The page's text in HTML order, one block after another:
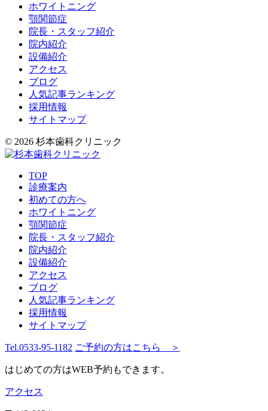
ホワイトニング
顎関節症
院長・スタッフ紹介
院内紹介
設備紹介
アクセス
ブログ
人気記事ランキング
採用情報
サイトマップ
© 2026 杉本歯科クリニック
TOP
診療案内
初めての方へ
ホワイトニング
顎関節症
院長・スタッフ紹介
院内紹介
設備紹介
アクセス
ブログ
人気記事ランキング
採用情報
サイトマップ
Tel.0533-95-1182 ご予約の方はこちら ＞
はじめての方はWEB予約もできます。
アクセス